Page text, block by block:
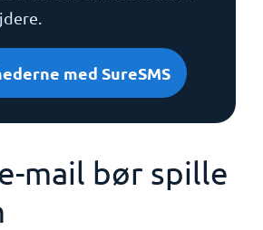
med SureSMS
mail bør spille